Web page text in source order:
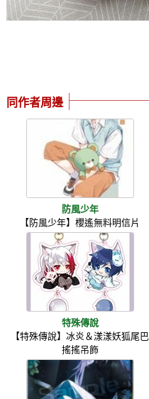
同作者周邊
防風少年
【防風少年】櫻遙無料明信片
特殊傳說
【特殊傳說】冰炎＆漾漾妖狐尾巴
搖搖吊飾